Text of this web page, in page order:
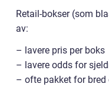
Retail-bokser (som
av:
– lavere pris per boks
– lavere odds for
– ofte pakket for